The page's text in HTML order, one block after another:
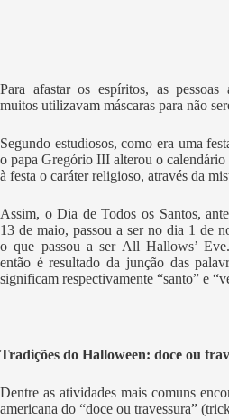
Para afastar os espíritos, as pessoas
muitos utilizavam máscaras para não
Segundo estudiosos, como era uma
o papa Gregório III alterou o
à festa o caráter religioso, através da
Assim, o Dia de Todos os Santos,
13 de maio, passou a ser no dia 1 de
o que passou a ser All Hallows’
então é resultado da junção das
significam respectivamente “santo” e
Tradições do Halloween: doce ou
Dentre as atividades mais comuns
americana do “doce ou travessura”